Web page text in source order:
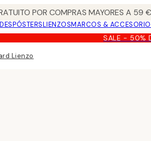
POR COMPRAS MAYORES A 59
PÓSTERSLIENZOSMARCOS &
SALE - 50%
Lienzo